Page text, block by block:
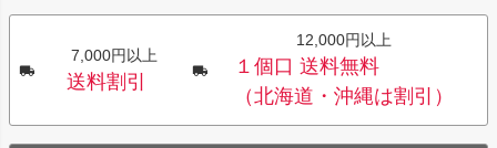
7,000円以上
送料割引
12,000円以上
１個口 送料無料
（北海道・沖縄は割引）